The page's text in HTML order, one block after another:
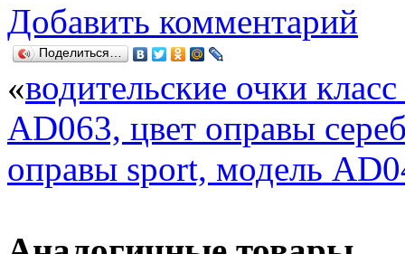
Добавить комментарий
Поделиться…
«водительские очки
AD063, цвет оправы
оправы sport, модель